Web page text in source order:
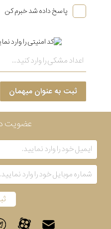
پاسخ داده شد خبرم کن
ثبت به عنوان میهمان
عضویت